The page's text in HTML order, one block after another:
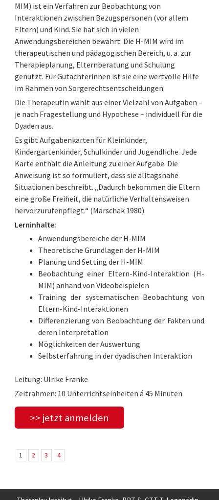
MIM) ist ein Verfahren zur Beobachtung von
Interaktionen zwischen Bezugspersonen (vor allem
Eltern) und Kind. Sie hat sich in vielen
Anwendungsbereichen bewährt: Die H-MIM wird im
therapeutischen und pädagogischen Bereich, u. a. zur
Therapieplanung, Elternberatung und Schulung
genutzt. Für Gutachterinnen ist sie eine wertvolle Hilfe
im Rahmen von Sorgerechtsentscheidungen.
Die Therapeutin wählt aus einer Vielzahl von Aufgaben –
je nach Fragestellung und Hypothese – individuell für die
Dyaden aus.
Es gibt Aufgabenkarten für Kleinkinder,
Kindergartenkinder, Schulkinder und Jugendliche. Jede
Karte enthält die Anleitung zu einer Aufgabe. Die
Anweisung ist so formuliert, dass sie alltagsnahe
Situationen beschreibt. „Dadurch bekommen die Eltern
eine große Freiheit, die natürliche Verhaltensweisen
hervorzurufenpflegt.“ (Marschak 1980)
Lerninhalte:
Anwendungsbereiche der H-MIM
Theoretische Grundlagen der H-MIM
Planung und Setting der H-MIM
Beobachtung einer Eltern-Kind-Interaktion (H-
MIM) anhand von Videobeispielen
Training der systematischen Beobachtung von
Eltern-Kind-Interaktionen
Differenzierung von Beobachtung der Fakten und
deren Interpretation
Möglichkeiten der Auswertung
Selbsterfahrung in der dyadischen Interaktion
Leitung: Ulrike Franke
Zeitrahmen: 10 Unterrichtseinheiten á 45 Minuten
>> jetzt anmelden
1 2 3 4